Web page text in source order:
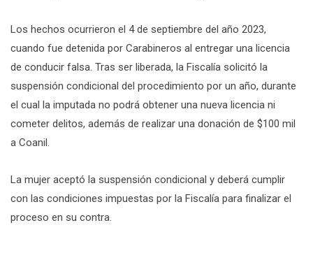
Los hechos ocurrieron el 4 de septiembre del año 2023,
cuando fue detenida por Carabineros al entregar una licencia
de conducir falsa. Tras ser liberada, la Fiscalía solicitó la
suspensión condicional del procedimiento por un año, durante
el cual la imputada no podrá obtener una nueva licencia ni
cometer delitos, además de realizar una donación de $100 mil
a Coanil.
La mujer aceptó la suspensión condicional y deberá cumplir
con las condiciones impuestas por la Fiscalía para finalizar el
proceso en su contra.